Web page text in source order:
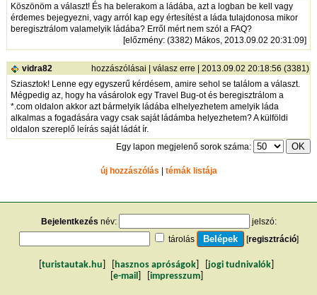
Köszönöm a választ! És ha belerakom a ládába, azt a logban be kell vagy
érdemes bejegyezni, vagy arról kap egy értesítést a láda tulajdonosa mikor
beregisztrálom valamelyik ládába? Erről mért nem szól a FAQ?
[előzmény: (3382) Mákos, 2013.09.02 20:31:09]
vidra82 hozzászólásai |válasz erre | 2013.09.02 20:18:56 (3381)
Sziasztok! Lenne egy egyszerű kérdésem, amire sehol se találom a választ.
Mégpedig az, hogy ha vásárolok egy Travel Bug-ot és beregisztrálom a
*.com oldalon akkor azt bármelyik ládába elhelyezhetem amelyik láda
alkalmas a fogadására vagy csak saját ládámba helyezhetem? A külföldi
oldalon szereplő leírás saját ládát ír.
Egy lapon megjelenő sorok száma:
új hozzászólás témák listája
Bejelentkezés név:
jelszó:
tárolás
[regisztráció]
turistautak.hu hasznos apróságok jogi tudnivalók
e-mail impresszum]